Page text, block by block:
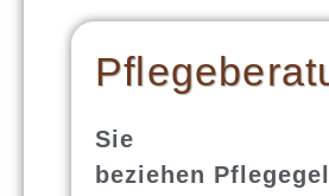
Sie
beziehen